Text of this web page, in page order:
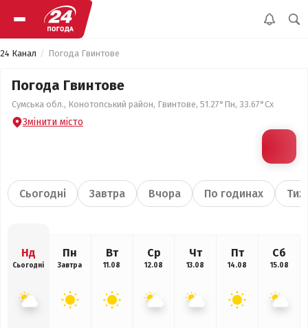
24 Канал Погода Гвинтове
Погода Гвинтове
Сумська обл., Конотопський район, Гвинтове, 51.27°Пн, 33.67°Сх
Змінити місто
Сьогодні Завтра Вчора По годинах
Нд
Сьогодні
Пн
Завтра
Вт
11.08
Ср
12.08
Чт
13.08
Пт
14.08
Сб
15.08